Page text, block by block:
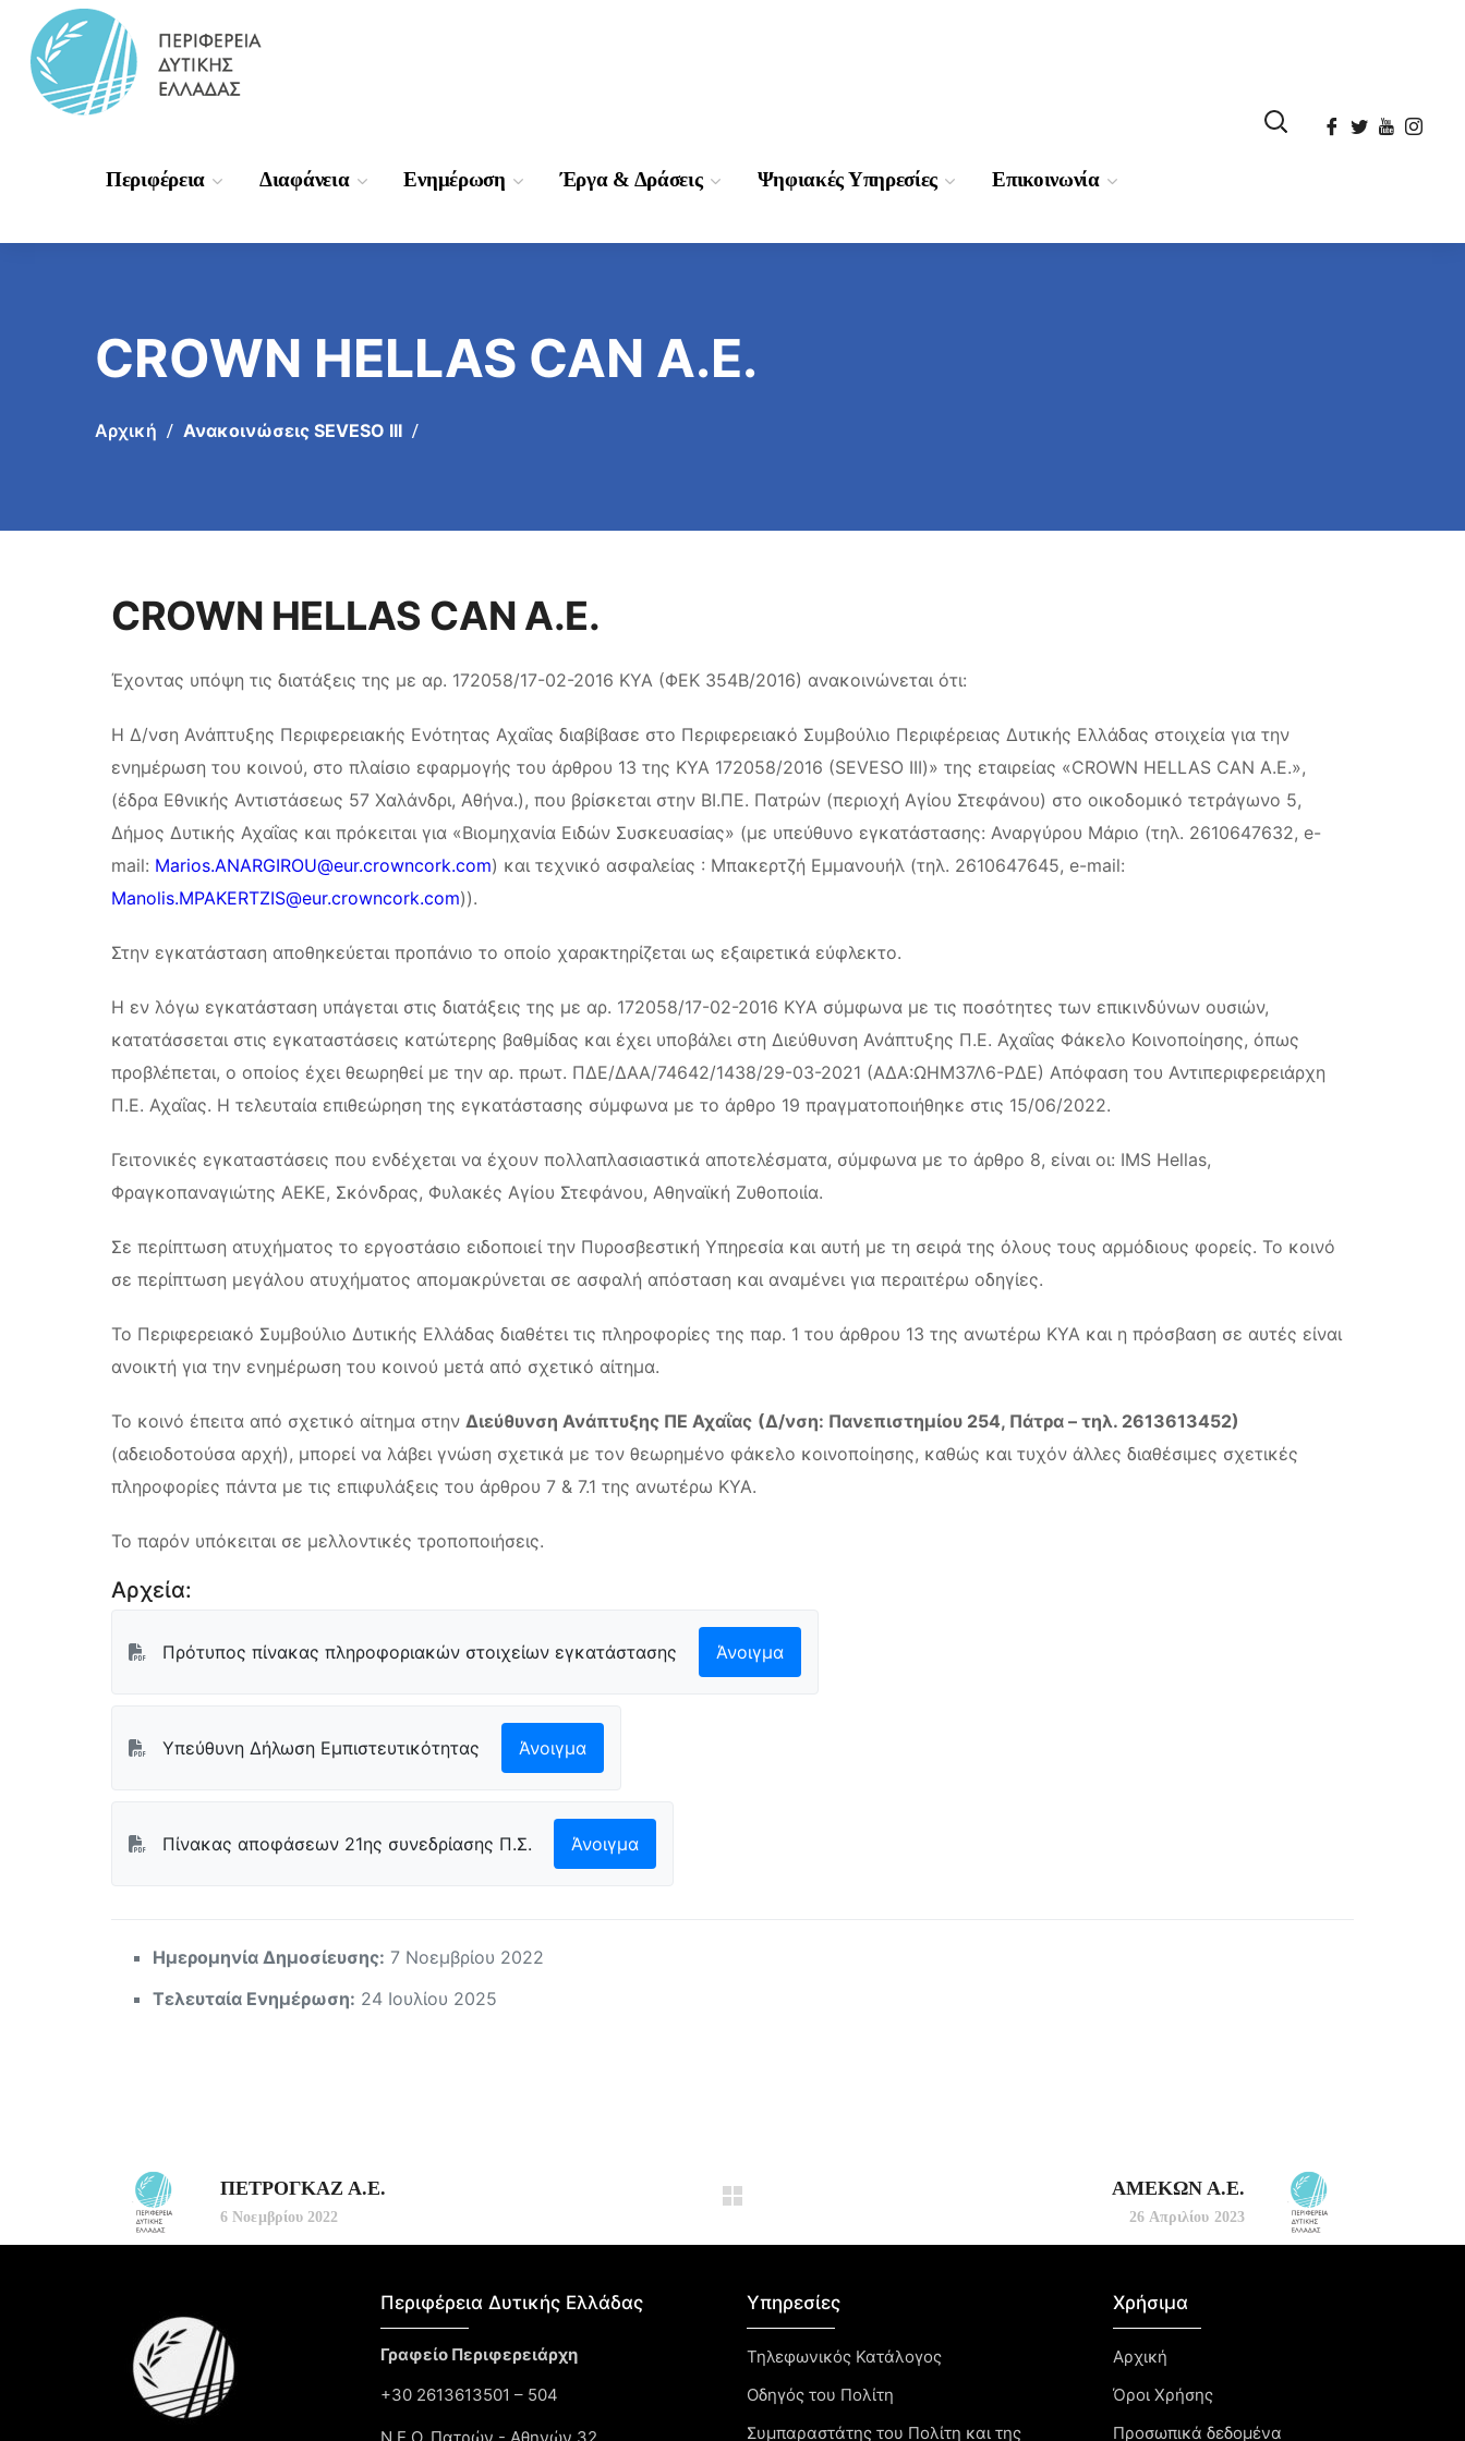
Περιφέρεια Διαφάνεια Ενημέρωση Έργα & Δράσεις Ψηφιακές Υπηρεσίες Επικοινωνία
CROWN HELLAS CAN A.E.
Αρχική Ανακοινώσεις SEVESO III
CROWN HELLAS CAN A.E.
Έχοντας υπόψη τις διατάξεις της με αρ. 172058/17-02-2016 ΚΥΑ (ΦΕΚ 354Β/2016) ανακοινώνεται ότι:
Η Δ/νση Ανάπτυξης Περιφερειακής Ενότητας Αχαΐας διαβίβασε στο Περιφερειακό Συμβούλιο Περιφέρειας Δυτικής Ελλάδας στοιχεία για την
ενημέρωση του κοινού, στο πλαίσιο εφαρμογής του άρθρου 13 της ΚΥΑ 172058/2016 (SEVESO III)» της εταιρείας «CROWN HELLAS CAN A.E.»,
(έδρα Εθνικής Αντιστάσεως 57 Χαλάνδρι, Αθήνα.), που βρίσκεται στην ΒΙ.ΠΕ. Πατρών (περιοχή Αγίου Στεφάνου) στο οικοδομικό τετράγωνο 5,
Δήμος Δυτικής Αχαΐας και πρόκειται για «Βιομηχανία Ειδών Συσκευασίας» (με υπεύθυνο εγκατάστασης: Αναργύρου Μάριο (τηλ. 2610647632, e-
mail: Marios.ANARGIROU@eur.crowncork.com) και τεχνικό ασφαλείας : Μπακερτζή Εμμανουήλ (τηλ. 2610647645, e-mail:
Manolis.MPAKERTZIS@eur.crowncork.com)).
Στην εγκατάσταση αποθηκεύεται προπάνιο το οποίο χαρακτηρίζεται ως εξαιρετικά εύφλεκτο.
Η εν λόγω εγκατάσταση υπάγεται στις διατάξεις της με αρ. 172058/17-02-2016 ΚΥΑ σύμφωνα με τις ποσότητες των επικινδύνων ουσιών,
κατατάσσεται στις εγκαταστάσεις κατώτερης βαθμίδας και έχει υποβάλει στη Διεύθυνση Ανάπτυξης Π.Ε. Αχαΐας Φάκελο Κοινοποίησης, όπως
προβλέπεται, ο οποίος έχει θεωρηθεί με την αρ. πρωτ. ΠΔΕ/ΔΑΑ/74642/1438/29-03-2021 (ΑΔΑ:ΩΗΜ37Λ6-ΡΔΕ) Απόφαση του Αντιπεριφερειάρχη
Π.Ε. Αχαΐας. Η τελευταία επιθεώρηση της εγκατάστασης σύμφωνα με το άρθρο 19 πραγματοποιήθηκε στις 15/06/2022.
Γειτονικές εγκαταστάσεις που ενδέχεται να έχουν πολλαπλασιαστικά αποτελέσματα, σύμφωνα με το άρθρο 8, είναι οι: IMS Hellas,
Φραγκοπαναγιώτης ΑΕΚΕ, Σκόνδρας, Φυλακές Αγίου Στεφάνου, Αθηναϊκή Ζυθοποιία.
Σε περίπτωση ατυχήματος το εργοστάσιο ειδοποιεί την Πυροσβεστική Υπηρεσία και αυτή με τη σειρά της όλους τους αρμόδιους φορείς. Το κοινό
σε περίπτωση μεγάλου ατυχήματος απομακρύνεται σε ασφαλή απόσταση και αναμένει για περαιτέρω οδηγίες.
Το Περιφερειακό Συμβούλιο Δυτικής Ελλάδας διαθέτει τις πληροφορίες της παρ. 1 του άρθρου 13 της ανωτέρω ΚΥΑ και η πρόσβαση σε αυτές είναι
ανοικτή για την ενημέρωση του κοινού μετά από σχετικό αίτημα.
Το κοινό έπειτα από σχετικό αίτημα στην Διεύθυνση Ανάπτυξης ΠΕ Αχαΐας (Δ/νση: Πανεπιστημίου 254, Πάτρα – τηλ. 2613613452)
(αδειοδοτούσα αρχή), μπορεί να λάβει γνώση σχετικά με τον θεωρημένο φάκελο κοινοποίησης, καθώς και τυχόν άλλες διαθέσιμες σχετικές
πληροφορίες πάντα με τις επιφυλάξεις του άρθρου 7 & 7.1 της ανωτέρω ΚΥΑ.
Το παρόν υπόκειται σε μελλοντικές τροποποιήσεις.
Αρχεία:
Πρότυπος πίνακας πληροφοριακών στοιχείων εγκατάστασης Άνοιγμα
Υπεύθυνη Δήλωση Εμπιστευτικότητας Άνοιγμα
Πίνακας αποφάσεων 21ης συνεδρίασης Π.Σ. Άνοιγμα
Ημερομηνία Δημοσίευσης: 7 Νοεμβρίου 2022
Τελευταία Ενημέρωση: 24 Ιουλίου 2025
ΠΕΤΡΟΓΚΑΖ Α.Ε.
6 Νοεμβρίου 2022
ΑΜΕΚΩΝ Α.Ε.
26 Απριλίου 2023
Περιφέρεια Δυτικής Ελλάδας​
Γραφείο Περιφερειάρχη
+30 2613613501 – 504
Υπηρεσίες
Τηλεφωνικός Κατάλογος
Οδηγός του Πολίτη
Συμπαραστάτης του Πολίτη και της
Χρήσιμα
Αρχική
Όροι Χρήσης
Προσωπικά δεδομένα